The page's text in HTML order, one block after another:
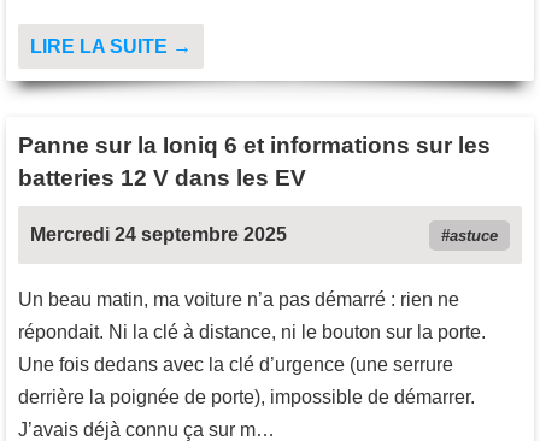
LIRE LA SUITE →
Panne sur la Ioniq 6 et informations sur les
batteries 12 V dans les EV
Mercredi 24 septembre 2025 astuce
Un beau matin, ma voiture n’a pas démarré : rien ne
répondait. Ni la clé à distance, ni le bouton sur la porte.
Une fois dedans avec la clé d’urgence (une serrure
derrière la poignée de porte), impossible de démarrer.
J’avais déjà connu ça sur m…